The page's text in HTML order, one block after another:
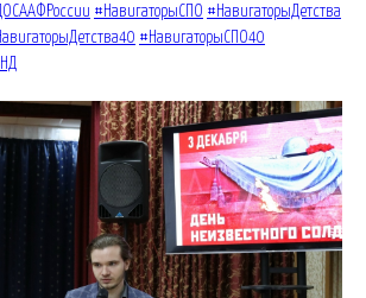
#НавигаторыСПО #НавигаторыДетства
#НавигаторыСПО40